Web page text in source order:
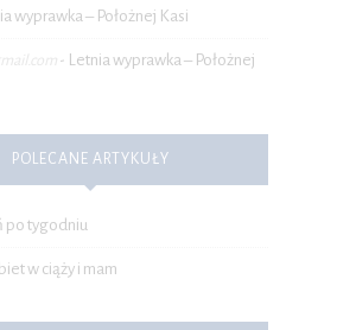
wyprawka – Położnej Kasi
- Letnia wyprawka – Położnej
POLECANE ARTYKUŁY
po tygodniu
w ciąży i mam